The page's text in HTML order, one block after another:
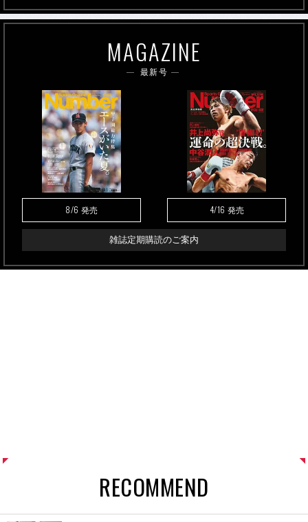
MAGAZINE
最新号
8/6 発売 4/16 発売
雑誌定期購読のご案内
RECOMMEND